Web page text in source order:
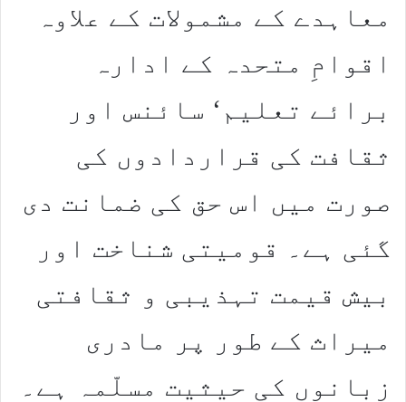
معاہدے کے مشمولات کے علاوہ
اقوامِ متحدہ کے ادارہ
برائے تعلیم‘ سائنس اور
ثقافت کی قراردادوں کی
صورت میں اس حق کی ضمانت دی
گئی ہے۔ قومیتی شناخت اور
بیش قیمت تہذیبی و ثقافتی
میراث کے طور پر مادری
زبانوں کی حیثیت مسلّمہ ہے۔